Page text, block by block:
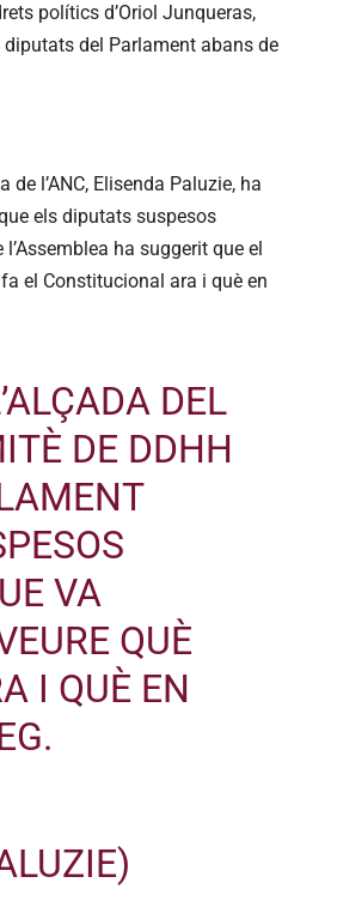
polítics d’Oriol Junqueras,
diputats del Parlament abans de
l’ANC, Elisenda Paluzie, ha
els diputats suspesos
ha suggerit que el
el Constitucional ara i què en
DEL
DE DDHH
VA
QUÈ
I QUÈ EN